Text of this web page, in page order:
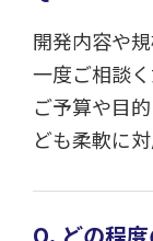
開発内容や
一度ご相談く
ご予算や目
ども柔軟に対